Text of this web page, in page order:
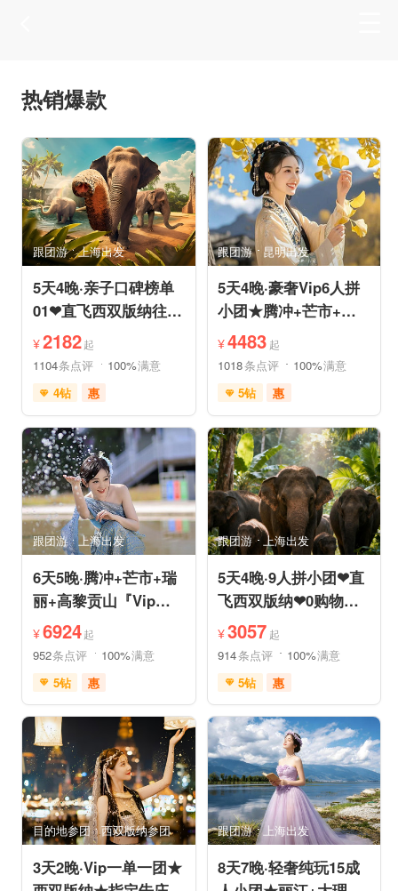
热销爆款
跟团游 上海出发
5天4晚·亲子口碑榜单
01❤直飞西双版纳往返
机票❤拼小团轻奢0购
物纯玩
¥2182起
1104条点评 100%满意
4钻
惠
免费接送机
充足自由时间
品质游
美食享受
摄影之旅
自然山水
动植物园
研学体验
跟团游 上海出发
6天5晚·腾冲+芒市+瑞
丽+高黎贡山『Vip一
单一团』豪奢五钻酒店
度假
¥6924起
952条点评 100%满意
5钻
惠
免费接送机
免费WIFI
家庭游
情侣游
世界遗产
休闲度假
自然山水
自由活动
美食享受
目的地参团 西双版纳参团
3天2晚·Vip一单一团★
跟团游 昆明出发
5天4晚·豪奢Vip6人拼
小团★腾冲+芒市+瑞
丽★直飞往返轻松旅途
¥4483 起
1018条点评 100%满意
5钻
惠
充足自由时间
免费接送机
品质游
祈福之旅
赏花之旅
森林公园
自然山水
跟团游 上海出发
5天4晚·9人拼小团❤直
飞西双版纳❤0购物纯
玩·豪奢五星五钻泳池
度假
¥3057 起
914条点评 100%满意
5钻
惠
免费接送机
管家服务
品质游
休闲游
家庭游
摄影之旅
休闲度假
自然山水
美食享受
世界遗产
亲子休闲
动植物园
小众风光
森林公园
美景探索
跟团游 上海出发
8天7晚·轻奢纯玩15成